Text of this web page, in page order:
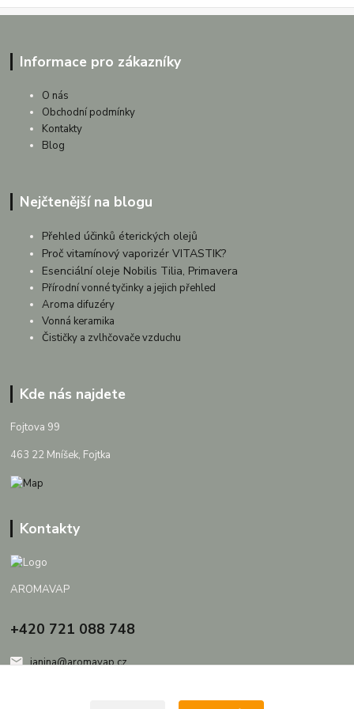
Informace pro zákazníky
O nás
Obchodní podmínky
Kontakty
Blog
Nejčtenější na blogu
Přehled účinků éterických olejů
Proč vitamínový vaporizér VITASTIK?
Esenciální oleje Nobilis Tilia, Primavera
Přírodní vonné tyčinky a jejich přehled
Aroma difuzéry
Vonná keramika
Čističky a zvlhčovače vzduchu
Kde nás najdete
Fojtova 99
463 22 Mníšek, Fojtka
Kontakty
AROMAVAP
+420 721 088 748
janina@aromavap.cz